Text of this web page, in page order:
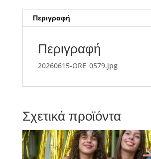
Περιγραφή
Περιγραφή
20260615-ORE_0579.jpg
Σχετικά προϊόντα